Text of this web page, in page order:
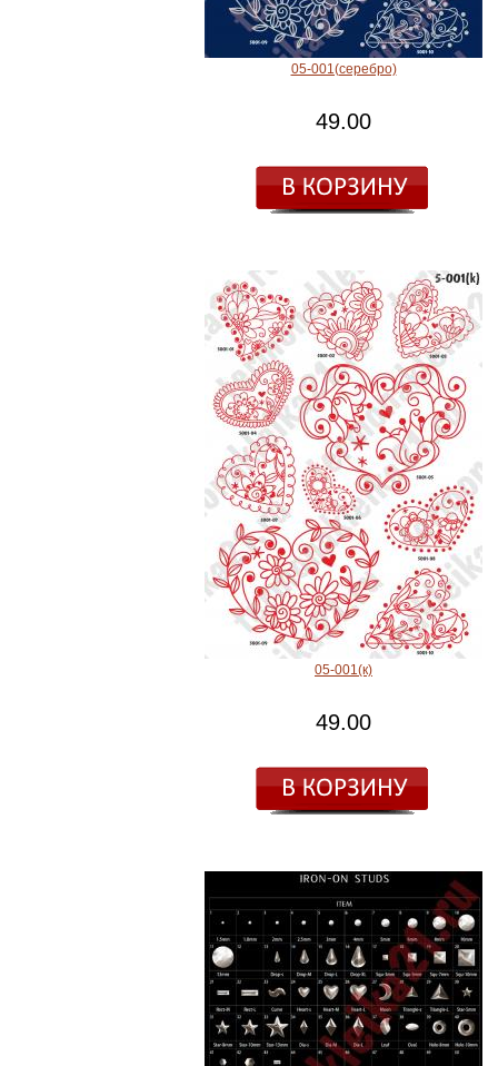
05-001(серебро)
49.00
05-001(к)
49.00